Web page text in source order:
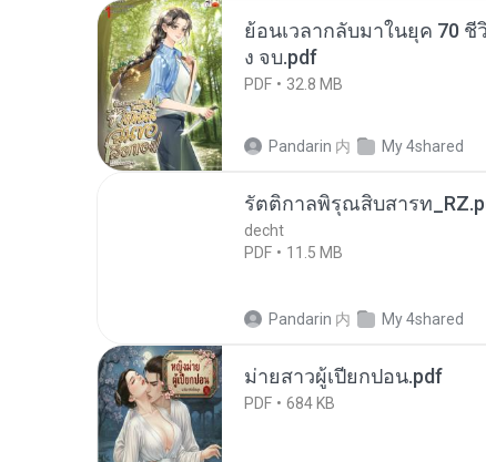
ย้อนเวลากลับมาในยุค 70 ชี
ง จบ.pdf
PDF 32.8 MB
Pandarin 内 My 4shared
รัตติกาลพิรุณสิบสารท
decht
PDF
11.5 MB
Pandarin 内 My 4shared
ม่ายสาวผู้เปียกปอน.pdf
PDF 684 KB